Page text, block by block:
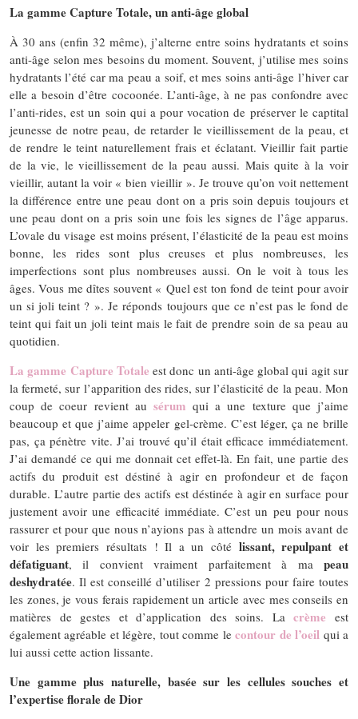
La gamme Capture Totale, un anti-âge global
À 30 ans (enfin 32 même), j’alterne entre soins hydratants et soins
anti-âge selon mes besoins du moment. Souvent, j’utilise mes soins
hydratants l’été car ma peau a soif, et mes soins anti-âge l’hiver car
elle a besoin d’être cocoonée. L’anti-âge, à ne pas confondre avec
l’anti-rides, est un soin qui a pour vocation de préserver le captital
jeunesse de notre peau, de retarder le vieillissement de la peau, et
de rendre le teint naturellement frais et éclatant. Vieillir fait partie
de la vie, le vieillissement de la peau aussi. Mais quite à la voir
vieillir, autant la voir « bien vieillir ». Je trouve qu’on voit nettement
la différence entre une peau dont on a pris soin depuis toujours et
une peau dont on a pris soin une fois les signes de l’âge apparus.
L’ovale du visage est moins présent, l’élasticité de la peau est moins
bonne, les rides sont plus creuses et plus nombreuses, les
imperfections sont plus nombreuses aussi. On le voit à tous les
âges. Vous me dîtes souvent « Quel est ton fond de teint pour avoir
un si joli teint ? ». Je réponds toujours que ce n’est pas le fond de
teint qui fait un joli teint mais le fait de prendre soin de sa peau au
quotidien.
La gamme Capture Totale est donc un anti-âge global qui agit sur
la fermeté, sur l’apparition des rides, sur l’élasticité de la peau. Mon
coup de coeur revient au sérum qui a une texture que j’aime
beaucoup et que j’aime appeler gel-crème. C’est léger, ça ne brille
pas, ça pénètre vite. J’ai trouvé qu’il était efficace immédiatement.
J’ai demandé ce qui me donnait cet effet-là. En fait, une partie des
actifs du produit est déstiné à agir en profondeur et de façon
durable. L’autre partie des actifs est déstinée à agir en surface pour
justement avoir une efficacité immédiate. C’est un peu pour nous
rassurer et pour que nous n’ayions pas à attendre un mois avant de
voir les premiers résultats ! Il a un côté lissant, repulpant et
défatiguant, il convient vraiment parfaitement à ma peau
deshydratée. Il est conseillé d’utiliser 2 pressions pour faire toutes
les zones, je vous ferais rapidement un article avec mes conseils en
matières de gestes et d’application des soins. Lacrème est
également agréable et légère, tout comme lecontour de l’oeil qui a
lui aussi cette action lissante.
Une gamme plus naturelle, basée sur les cellules souches et
l’expertise florale de Dior